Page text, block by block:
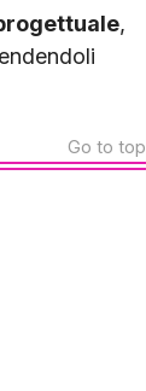
,
Go to top